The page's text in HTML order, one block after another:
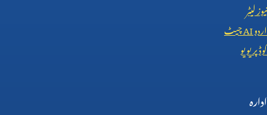
نیوز لیٹر
اردوAIچیٹ
کوڈ پریویو
ادارہ